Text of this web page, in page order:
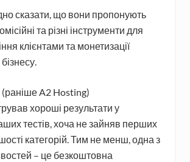
сказати, що вони пропонують
та різні інструменти для
клієнтами та монетизації
A2 Hosting)
хороші результати у
тестів, хоча не зайняв перших
категорій. Тим не менш, одна з
– це безкоштовна